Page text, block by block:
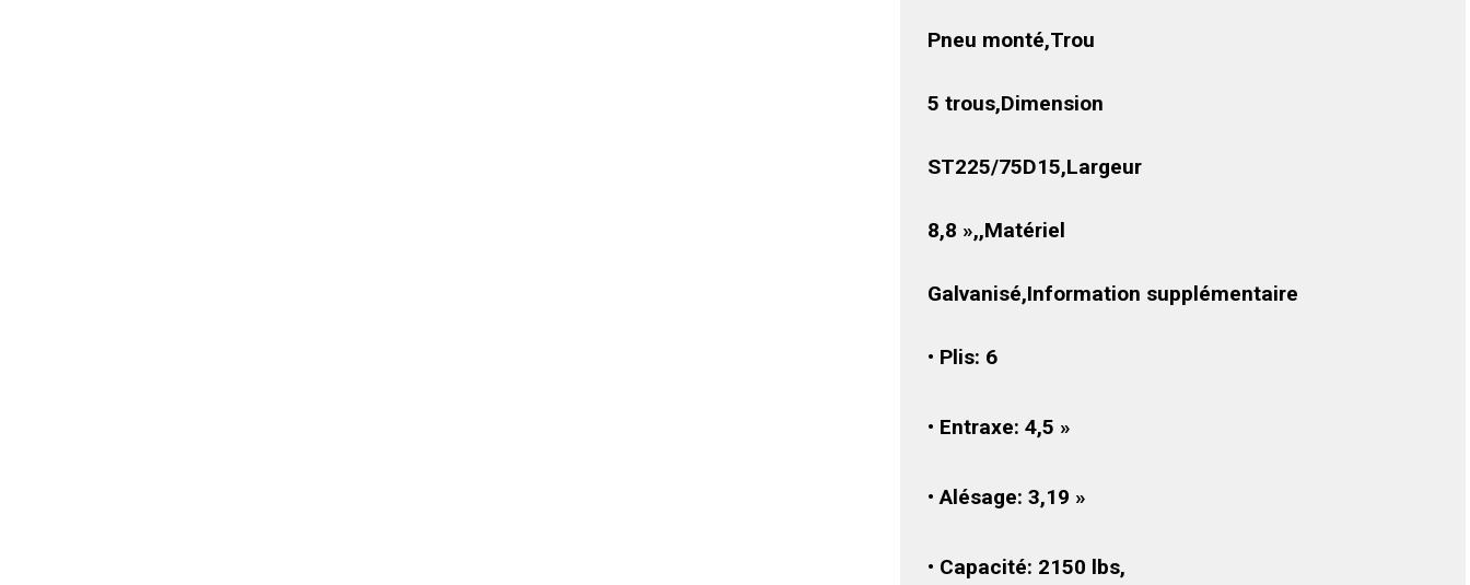
Pneu monté,Trou
5 trous,Dimension
ST225/75D15,Largeur
8,8 »,,Matériel
Galvanisé,Information supplémentaire
• Plis: 6
• Entraxe: 4,5 »
• Alésage: 3,19 »
• Capacité: 2150 lbs,